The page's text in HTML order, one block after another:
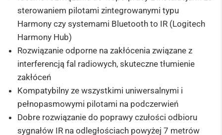
sterowaniem pilotami zintegrowanymi typu
Harmony czy systemami Bluetooth to IR (Logitech
Harmony Hub)
Rozwiązanie odporne na zakłócenia związane z
interferencją fal radiowych, skuteczne tłumienie
zakłóceń
Kompatybilny ze wszystkimi uniwersalnymi i
pełnopasmowymi pilotami na podczerwień
Dobre rozwiązanie do poprawy czułości odbioru
sygnałów IR na odległościach powyżej 7 metrów